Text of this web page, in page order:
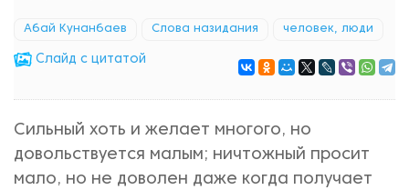
Абай Кунанбаев Слова назидания человек, люди
Cлайд с цитатой
Сильный хоть и желает многого, но
довольствуется малым; ничтожный просит
мало, но не доволен даже когда получает